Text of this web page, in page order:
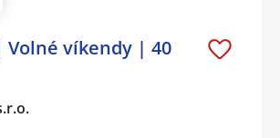
Volné víkendy | 40